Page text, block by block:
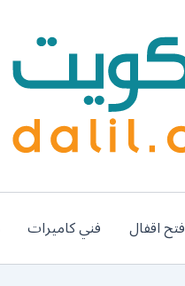
فتح اقفال فني كاميرات